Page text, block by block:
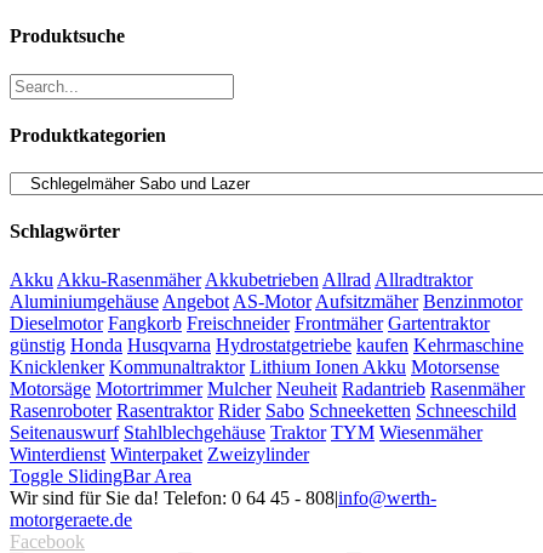
Produktsuche
Produktkategorien
Schlagwörter
Akku Akku-Rasenmäher Akkubetrieben Allrad Allradtraktor
Aluminiumgehäuse Angebot AS-Motor Aufsitzmäher Benzinmotor
Dieselmotor Fangkorb Freischneider Frontmäher Gartentraktor
günstig Honda Husqvarna Hydrostatgetriebe kaufen Kehrmaschine
Knicklenker Kommunaltraktor Lithium Ionen Akku Motorsense
Motorsäge Motortrimmer Mulcher Neuheit Radantrieb Rasenmäher
Rasenroboter Rasentraktor Rider Sabo Schneeketten Schneeschild
Seitenauswurf Stahlblechgehäuse Traktor TYM Wiesenmäher
Winterdienst Winterpaket Zweizylinder
Toggle SlidingBar Area
Wir sind für Sie da! Telefon: 0 64 45 - 808|info@werth-
motorgeraete.de
Facebook